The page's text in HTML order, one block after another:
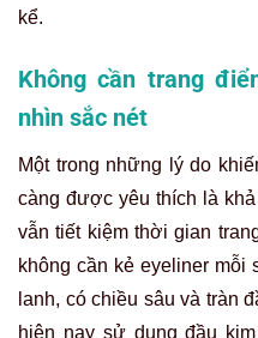
kể.
Không cần trang
nhìn sắc nét
Một trong những lý do
càng được yêu thích là
vẫn tiết kiệm thời gian
không cần kẻ eyeliner mỗi
lanh, có chiều sâu và tràn
hiện nay sử dụng đầu